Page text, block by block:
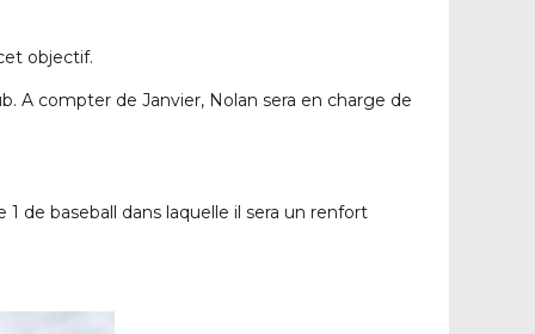
objectif.
A compter de Janvier, Nolan sera en charge de
de baseball dans laquelle il sera un renfort